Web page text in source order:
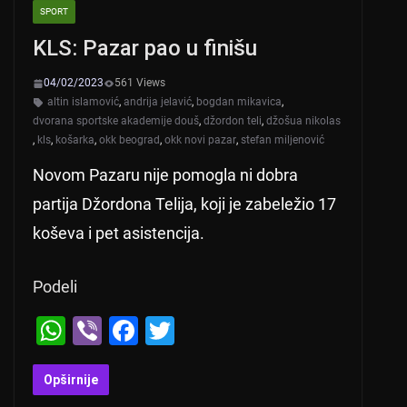
SPORT
KLS: Pazar pao u finišu
04/02/2023
561 Views
altin islamović, andrija jelavić, bogdan mikavica,
dvorana sportske akademije douš, džordon teli, džošua nikolas
, kls, košarka, okk beograd, okk novi pazar, stefan miljenović
Novom Pazaru nije pomogla ni dobra
partija Džordona Telija, koji je zabeležio 17
koševa i pet asistencija.
Podeli
W
h
at
Vi
b
er
F
Opširnije